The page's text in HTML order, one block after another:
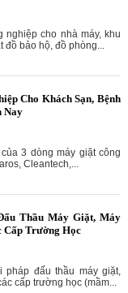
nghiệp cho nhà máy, khu
bảo hộ, đồ phòng...
Cho Khách Sạn, Bệnh
Nay
3 dòng máy giặt công
Cleantech,...
Thầu Máy Giặt, Máy
Cấp Trường Học
đấu thầu máy giặt,
cấp trường học (mầm...